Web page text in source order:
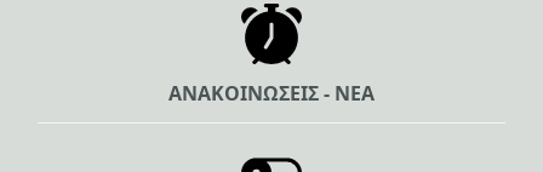
ΑΝΑΚΟΙΝΩΣΕΙΣ - ΝΕΑ